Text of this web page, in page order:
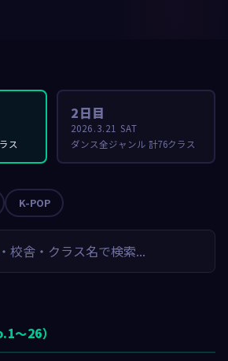
ス
2日目
2026.3.21 SAT
ダンス全ジャンル 計76クラス
K-POP
〜26）